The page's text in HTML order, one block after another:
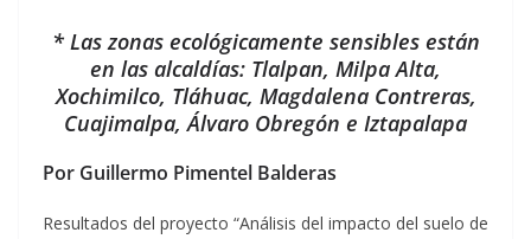
* Las zonas ecológicamente sensibles están
en las alcaldías: Tlalpan, Milpa Alta,
Xochimilco, Tláhuac, Magdalena Contreras,
Cuajimalpa, Álvaro Obregón e Iztapalapa
Por Guillermo Pimentel Balderas
Resultados del proyecto “Análisis del impacto del suelo de